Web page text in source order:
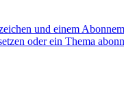
und einem
oder ein Thema